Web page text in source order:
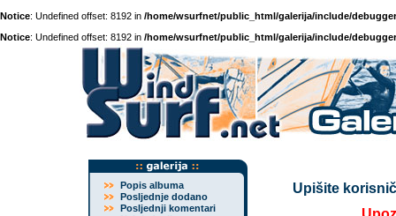
Notice: Undefined offset: 8192 in /home/wsurfnet/public_html/galerija/include/
Notice: Undefined offset: 8192 in /home/wsurfnet/public_html/galerija/include/
Popis albuma
Posljednje dodano
Posljednji komentari
Upišite